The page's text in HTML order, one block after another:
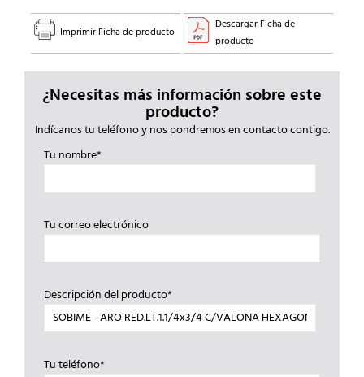
Imprimir Ficha de producto
Descargar Ficha de
producto
¿Necesitas más información sobre este
producto?
Indícanos tu teléfono y nos pondremos en contacto contigo.
Tu nombre*
Tu correo electrónico
Descripción del producto*
Tu teléfono*